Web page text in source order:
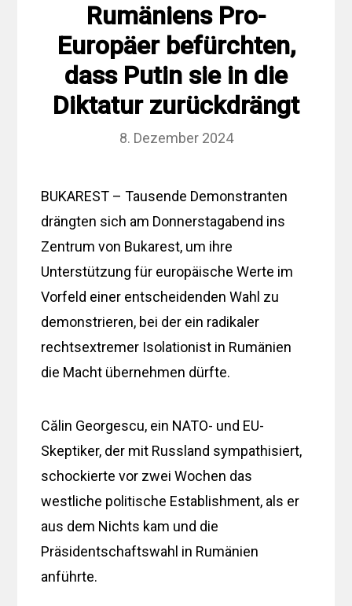
Rumäniens Pro-
Europäer befürchten,
dass Putin sie in die
Diktatur zurückdrängt
8. Dezember 2024
BUKAREST – Tausende Demonstranten
drängten sich am Donnerstagabend ins
Zentrum von Bukarest, um ihre
Unterstützung für europäische Werte im
Vorfeld einer entscheidenden Wahl zu
demonstrieren, bei der ein radikaler
rechtsextremer Isolationist in Rumänien
die Macht übernehmen dürfte.
Călin Georgescu, ein NATO- und EU-
Skeptiker, der mit Russland sympathisiert,
schockierte vor zwei Wochen das
westliche politische Establishment, als er
aus dem Nichts kam und die
Präsidentschaftswahl in Rumänien
anführte.